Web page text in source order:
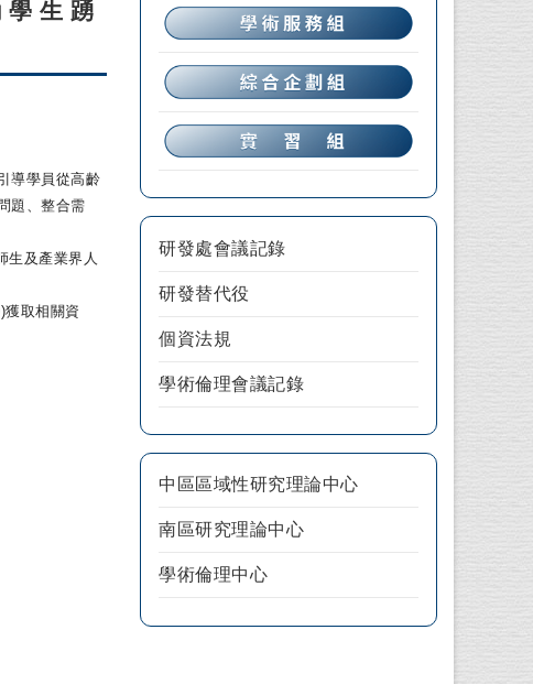
生踴
導學員從高齡
題、整合需
生及產業界人
取相關資
研發處會議記錄
研發替代役
個資法規
學術倫理會議記錄
中區區域性研究理論中心
南區研究理論中心
學術倫理中心